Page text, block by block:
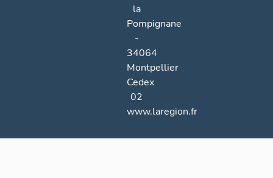
la
Pompignane
-
34064
Montpellier
Cedex
02
www.laregion.fr